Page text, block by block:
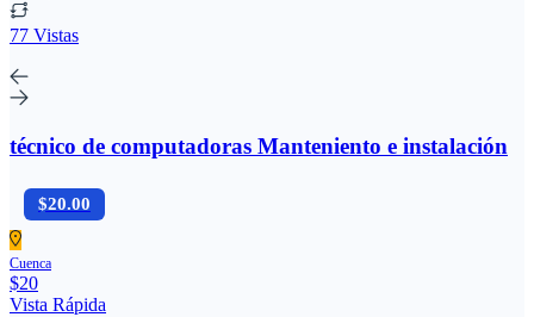
77 Vistas
técnico de computadoras Manteniento e instalación
$20.00
Cuenca
$20
Vista Rápida